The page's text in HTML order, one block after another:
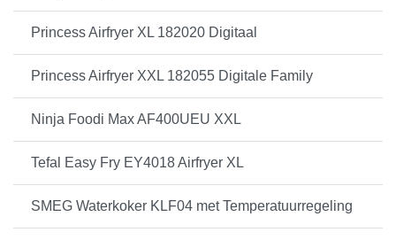
Princess Airfryer XL 182020 Digitaal
Princess Airfryer XXL 182055 Digitale Family
Ninja Foodi Max AF400UEU XXL
Tefal Easy Fry EY4018 Airfryer XL
SMEG Waterkoker KLF04 met Temperatuurregeling